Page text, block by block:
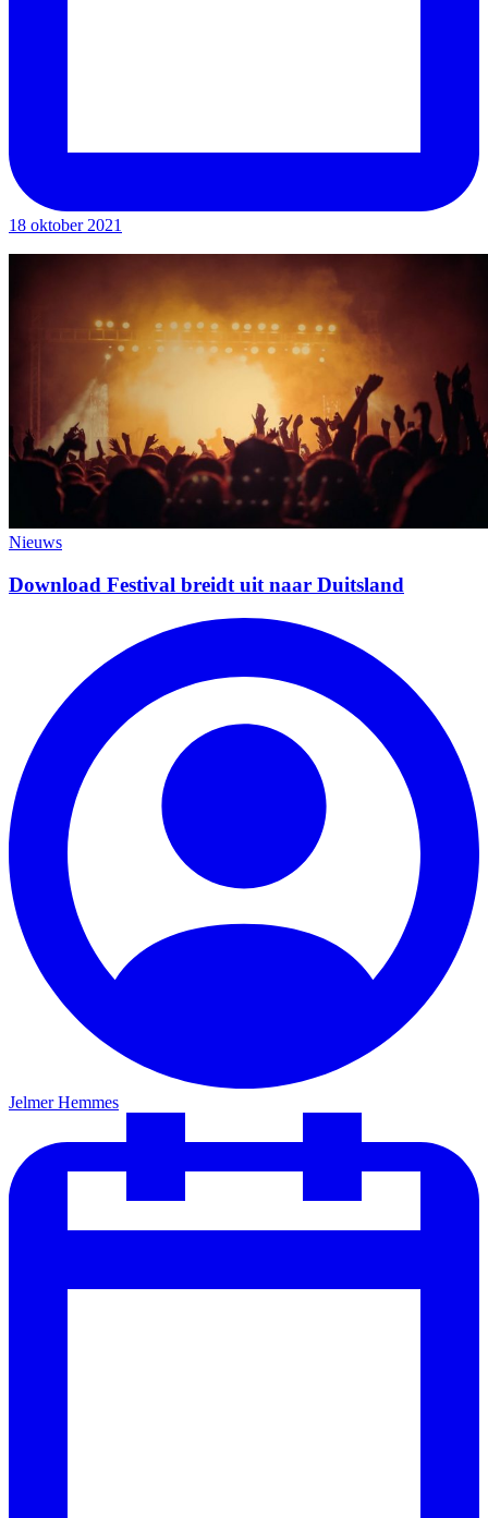
18 oktober 2021
Nieuws
Download Festival breidt uit naar Duitsland
Jelmer Hemmes